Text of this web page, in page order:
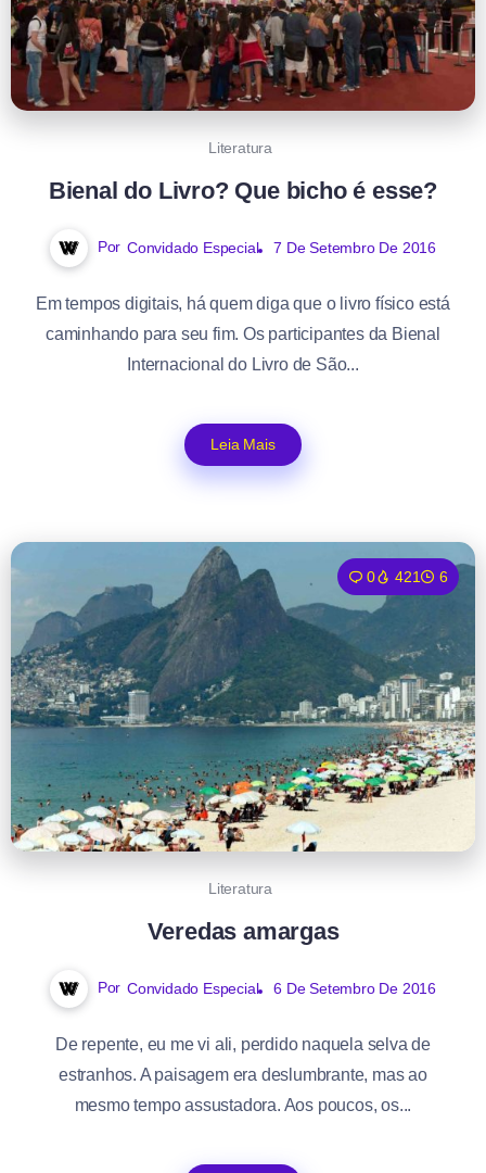
Literatura
Bienal do Livro? Que bicho é esse?
Por Convidado Especial 7 De Setembro De 2016
Em tempos digitais, há quem diga que o livro físico está
caminhando para seu fim. Os participantes da Bienal
Internacional do Livro de São...
Leia Mais
0 421 6
Literatura
Veredas amargas
Por Convidado Especial 6 De Setembro De 2016
De repente, eu me vi ali, perdido naquela selva de
estranhos. A paisagem era deslumbrante, mas ao
mesmo tempo assustadora. Aos poucos, os...